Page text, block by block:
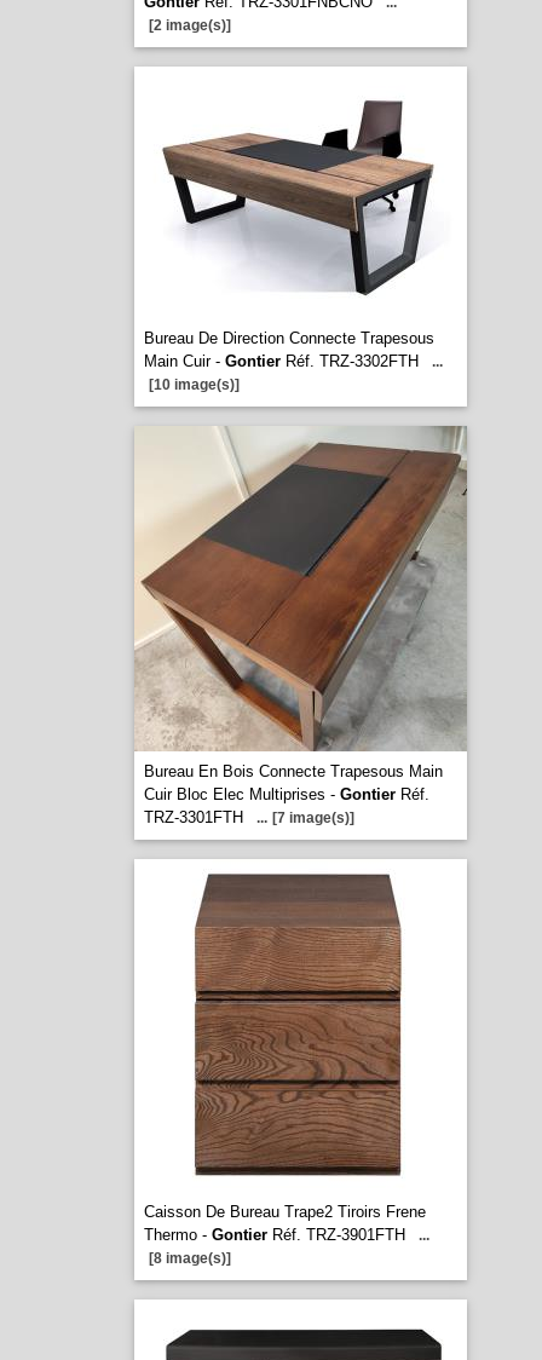
[2 image(s)]
Bureau De Direction Connecte Trapesous
Main Cuir - GontierRéf. TRZ-3302FTH
...
[10 image(s)]
Bureau En Bois Connecte Trapesous Main
Cuir Bloc Elec Multiprises - GontierRéf.
TRZ-3301FTH
... [7 image(s)]
Caisson De Bureau Trape2 Tiroirs Frene
Thermo - GontierRéf. TRZ-3901FTH
...
[8 image(s)]